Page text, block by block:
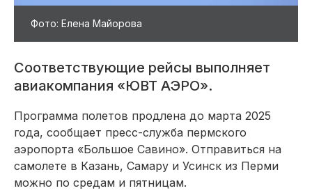
Фото: Елена Майорова
Соответствующие рейсы выполняет
авиакомпания «ЮВТ АЭРО».
Программа полетов продлена до марта 2025
года, сообщает пресс-служба пермского
аэропорта «Большое Савино». Отправиться на
самолете в Казань, Самару и Усинск из Перми
можно по средам и пятницам.